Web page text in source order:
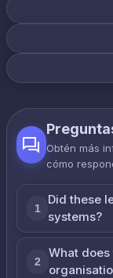
Obtén más
cómo
1
Did these
systems?
2
What